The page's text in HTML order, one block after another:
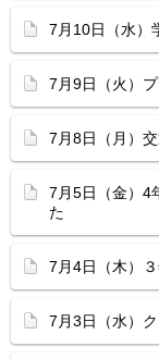
7月10日（水）
7月9日（火）
7月8日（月）
7月5日（金）4
た
7月4日（木）
7月3日（水）